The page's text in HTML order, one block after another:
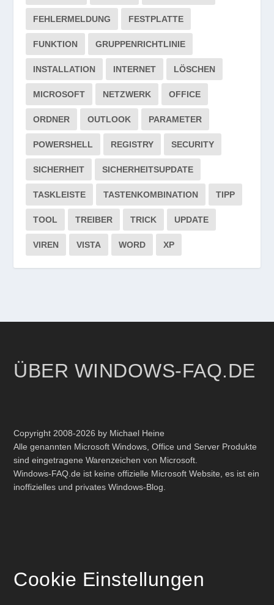
FEHLERMELDUNG FESTPLATTE
FUNKTION GRUPPENRICHTLINIE
INSTALLATION INTERNET LÖSCHEN
MICROSOFT NETZWERK OFFICE
ORDNER OUTLOOK PARAMETER
POWERSHELL REGISTRY SECURITY
SICHERHEIT SICHERHEITSUPDATE
TASKLEISTE TASTENKOMBINATION TIPP
TOOL TREIBER TRICK UPDATE
VIREN VISTA WORD XP
ÜBER WINDOWS-FAQ.DE
Copyright 2008-2026 by Michael Heine
Alle genannten Microsoft Windows, Office und Server Produkte
sind eingetragene Warenzeichen von Microsoft.
Windows-FAQ.de ist keine offizielle Microsoft Website, es ist ein
inoffizielles und privates Windows-Blog.
Cookie Einstellungen